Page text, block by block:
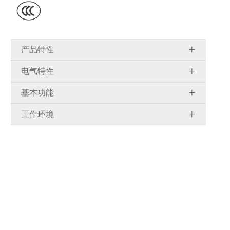
产品特性
电气特性
基本功能
工作环境